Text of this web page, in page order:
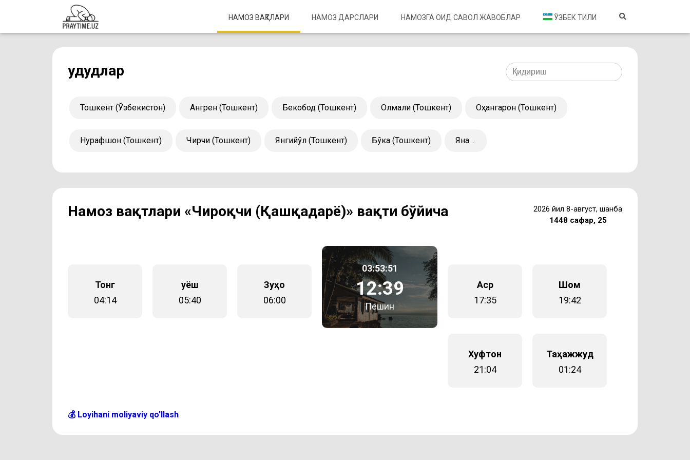
НАМОЗ ВАҚТЛАРИ НАМОЗ ДАРСЛАРИ НАМОЗГА ОИД САВОЛ ЖАВОБЛАР ЎЗБЕК ТИЛИ
Ҳудудлар
Тошкент (Ўзбекистон) Ангрен (Тошкент) Бекобод (Тошкент) Олмалиқ (Тошкент) Оҳангарон (Тошкент)
Нурафшон (Тошкент) Чирчиқ (Тошкент) Янгийўл (Тошкент) Бўка (Тошкент) Яна ...
Намоз вақтлари «Чироқчи (Қашқадарё)» вақти бўйича
2026 йил 8-август, шанба
1448 сафар, 25
Тонг
04:14
Қуёш
05:40
Зуҳо
06:00
03:53:51
12:39
Пешин
Аср
17:35
Шом
19:42
Хуфтон
21:04
Таҳажжуд
01:24
💰 Loyihani moliyaviy qo'llash